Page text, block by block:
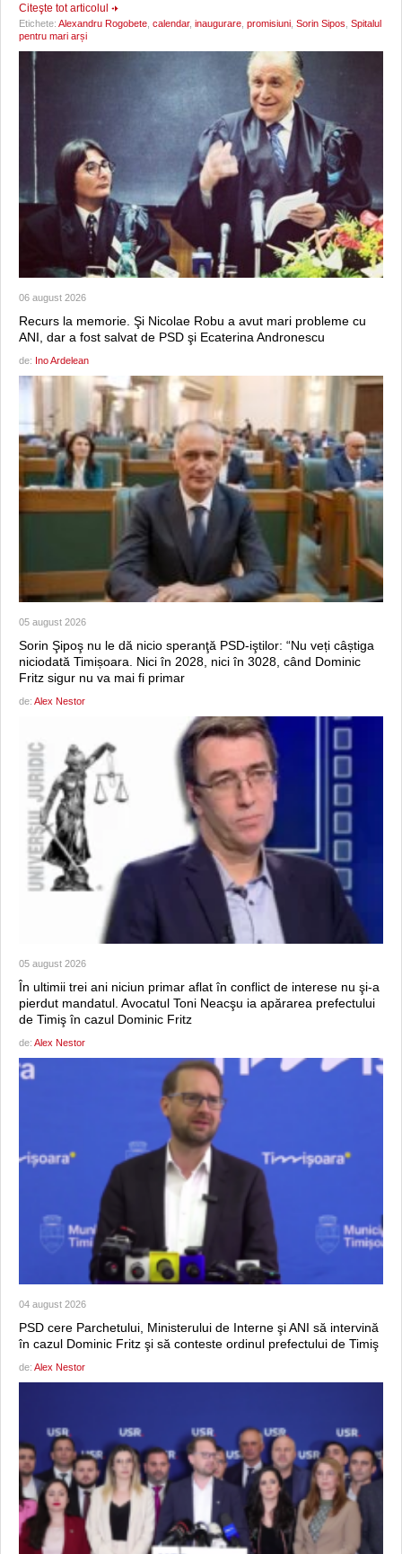
Citeşte tot articolul
Etichete: Alexandru Rogobete calendar, inaugurare promisiuni Sorin Sipos Spitalul
pentru mari arși
06 august 2026
Recurs la memorie. Şi Nicolae Robu a avut mari probleme cu
ANI, dar a fost salvat de PSD şi Ecaterina Andronescu
de: Ino Ardelean
05 august 2026
Sorin Şipoş nu le dă nicio speranţă PSD-iştilor: “Nu veți câștiga
niciodată Timișoara. Nici în 2028, nici în 3028, când Dominic
Fritz sigur nu va mai fi primar
de: Alex Nestor
05 august 2026
În ultimii trei ani niciun primar aflat în conflict de interese nu şi-a
pierdut mandatul. Avocatul Toni Neacşu ia apărarea prefectului
de Timiş în cazul Dominic Fritz
de: Alex Nestor
04 august 2026
PSD cere Parchetului, Ministerului de Interne şi ANI să intervină
în cazul Dominic Fritz şi să conteste ordinul prefectului de Timiş
de: Alex Nestor